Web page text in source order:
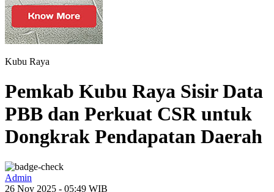
Kubu Raya
Pemkab Kubu Raya Sisir Data
PBB dan Perkuat CSR untuk
Dongkrak Pendapatan Daerah
Admin
26 Nov 2025 - 05:49 WIB